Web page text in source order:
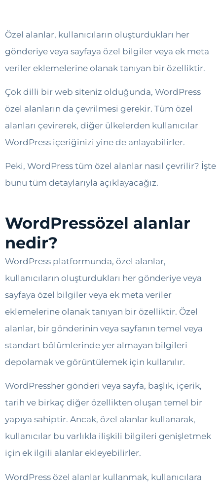
Özel alanlar, kullanıcıların oluşturdukları her
gönderiye veya sayfaya özel bilgiler veya ek meta
veriler eklemelerine olanak tanıyan bir özelliktir.
Çok dilli bir web siteniz olduğunda, WordPress
özel alanların da çevrilmesi gerekir. Tüm özel
alanları çevirerek, diğer ülkelerden kullanıcılar
WordPress içeriğinizi yine de anlayabilirler.
Peki, WordPress tüm özel alanlar nasıl çevrilir? İşte
bunu tüm detaylarıyla açıklayacağız.
WordPressözel alanlar
nedir?
WordPress platformunda, özel alanlar,
kullanıcıların oluşturdukları her gönderiye veya
sayfaya özel bilgiler veya ek meta veriler
eklemelerine olanak tanıyan bir özelliktir. Özel
alanlar, bir gönderinin veya sayfanın temel veya
standart bölümlerinde yer almayan bilgileri
depolamak ve görüntülemek için kullanılır.
WordPressher gönderi veya sayfa, başlık, içerik,
tarih ve birkaç diğer özellikten oluşan temel bir
yapıya sahiptir. Ancak, özel alanlar kullanarak,
kullanıcılar bu varlıkla ilişkili bilgileri genişletmek
için ek ilgili alanlar ekleyebilirler.
WordPress özel alanlar kullanmak, kullanıcılara